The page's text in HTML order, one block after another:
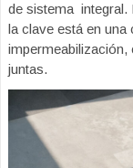
de sistema integral.
la clave está en
juntas.